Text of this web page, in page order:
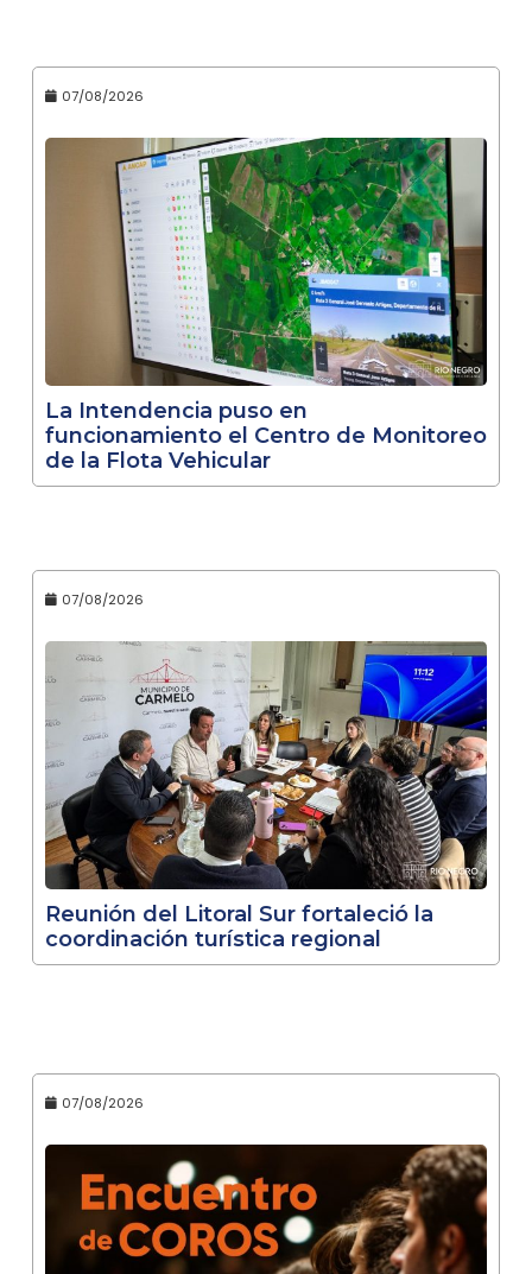
07/08/2026
La Intendencia puso en
funcionamiento el Centro de Monitoreo
de la Flota Vehicular
07/08/2026
Reunión del Litoral Sur fortaleció la
coordinación turística regional
07/08/2026